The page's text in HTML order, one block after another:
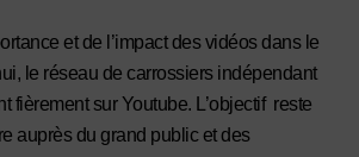
et de l’impact des vidéos dans le
le réseau de carrossiers indépendant
fièrement sur Youtube. L’objectif reste
auprès du grand public et des